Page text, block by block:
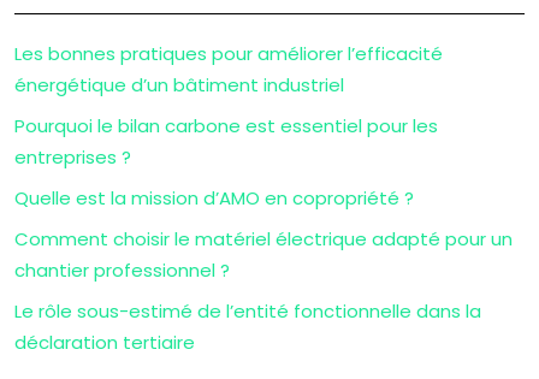
Les bonnes pratiques pour améliorer l’efficacité
énergétique d’un bâtiment industriel
Pourquoi le bilan carbone est essentiel pour les
entreprises ?
Quelle est la mission d’AMO en copropriété ?
Comment choisir le matériel électrique adapté pour un
chantier professionnel ?
Le rôle sous-estimé de l’entité fonctionnelle dans la
déclaration tertiaire